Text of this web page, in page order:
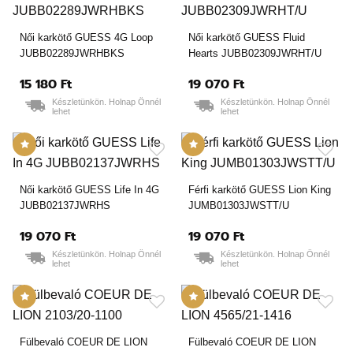
Női karkötő GUESS 4G Loop
JUBB02289JWRHBKS
15 180 Ft
Készletünkön. Holnap Önnél
lehet
Női karkötő GUESS Fluid
Hearts JUBB02309JWRHT/U
19 070 Ft
Készletünkön. Holnap Önnél
lehet
Női karkötő GUESS Life In 4G
JUBB02137JWRHS
19 070 Ft
Készletünkön. Holnap Önnél
lehet
Férfi karkötő GUESS Lion King
JUMB01303JWSTT/U
19 070 Ft
Készletünkön. Holnap Önnél
lehet
Fülbevaló COEUR DE LION
Fülbevaló COEUR DE LION